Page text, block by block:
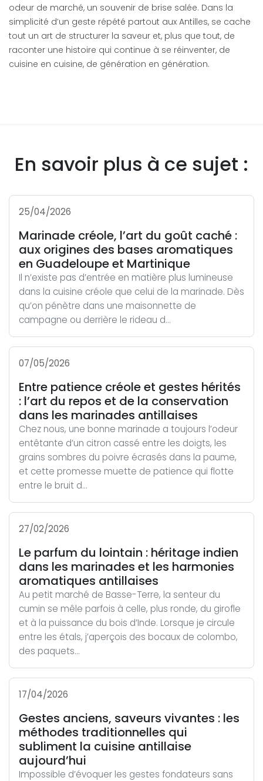
odeur de marché, un souvenir de brise salée. Dans la
simplicité d’un geste répété partout aux Antilles, se cache
tout un art de structurer la saveur et, plus que tout, de
raconter une histoire qui continue à se réinventer, de
cuisine en cuisine, de génération en génération.
En savoir plus à ce sujet :
25/04/2026
Marinade créole, l’art du goût caché :
aux origines des bases aromatiques
en Guadeloupe et Martinique
Il n’existe pas d’entrée en matière plus lumineuse
dans la cuisine créole que celui de la marinade. Dès
qu’on pénètre dans une maisonnette de
campagne ou derrière le rideau d...
07/05/2026
Entre patience créole et gestes hérités
: l’art du repos et de la conservation
dans les marinades antillaises
Chez nous, une bonne marinade a toujours l’odeur
entêtante d’un citron cassé entre les doigts, les
grains sombres du poivre écrasés dans la paume,
et cette promesse muette de patience qui flotte
entre le bruit d...
27/02/2026
Le parfum du lointain : héritage indien
dans les marinades et les harmonies
aromatiques antillaises
Au petit marché de Basse-Terre, la senteur du
cumin se mêle parfois à celle, plus ronde, du girofle
et à la puissance du bois d’Inde. Lorsque je circule
entre les étals, j’aperçois des bocaux de colombo,
des paquets...
17/04/2026
Gestes anciens, saveurs vivantes : les
méthodes traditionnelles qui
subliment la cuisine antillaise
aujourd’hui
Impossible d’évoquer les gestes fondateurs sans